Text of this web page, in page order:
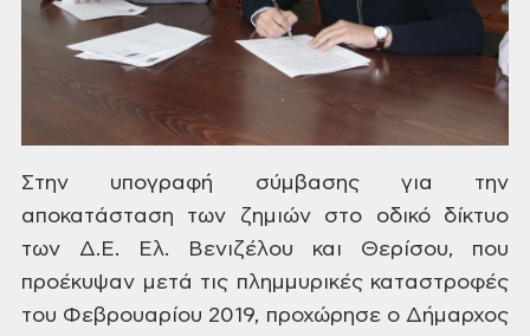
Στην υπογραφή σύμβασης για την
αποκατάσταση των ζημιώνστο οδικό δίκτυο
των Δ.Ε. Ελ. Βενιζέλου και Θερίσου, που
προέκυψαν μετά τις πλημμυρικές καταστροφές
του Φεβρουαρίου 2019, προχώρησε ο Δήμαρχος